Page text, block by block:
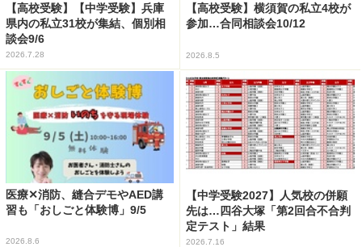
【高校受験】【中学受験】兵庫
県内の私立31校が集結、個別相
談会9/6
2026.7.28
【高校受験】横須賀の私立4校が
参加…合同相談会10/12
2026.8.5
医療✕消防、縫合デモやAED講
習も「おしごと体験博」9/5
2026.8.6
【中学受験2027】人気校の併願
先は…四谷大塚「第2回合不合判
定テスト」結果
2026.7.16